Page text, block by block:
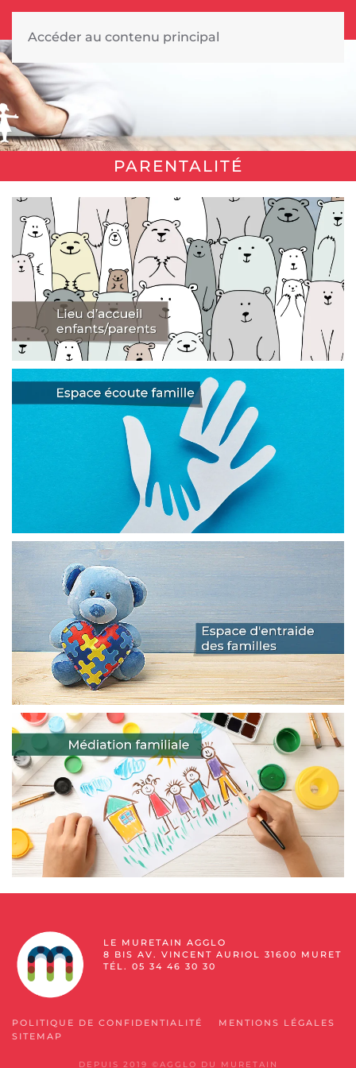
Accéder au contenu principal
PARENTALITÉ
LE MURETAIN AGGLO
8 BIS AV. VINCENT AURIOL 31600 MURET
TÉL. 05 34 46 30 30
POLITIQUE DE CONFIDENTIALITÉ
MENTIONS LÉGALES
SITEMAP
DEPUIS 2019 ©AGGLO DU MURETAIN